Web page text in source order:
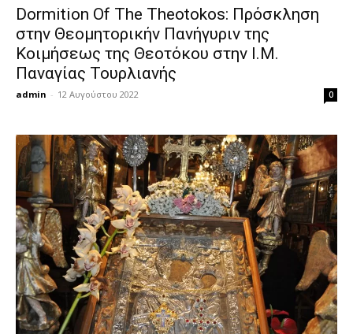
Dormition Of The Theotokos: Πρόσκληση
στην Θεομητορικήν Πανήγυριν της
Κοιμήσεως της Θεοτόκου στην Ι.Μ.
Παναγίας Τουρλιανής
admin - 12 Αυγούστου 2022 0